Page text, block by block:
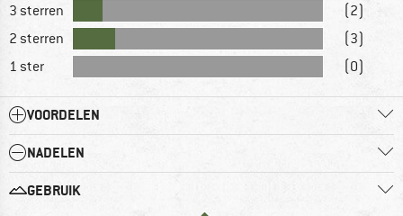
3 sterren
(2)
2 sterren
(3)
1 ster
(0)
VOORDELEN
NADELEN
GEBRUIK